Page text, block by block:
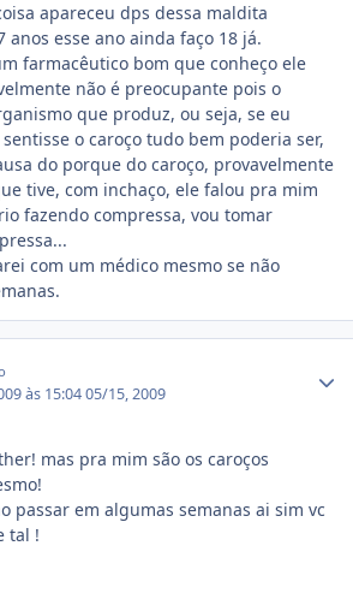
apareceu dps dessa maldita
esse ano ainda faço 18 já.
farmacêutico bom que conheço ele
não é preocupante pois o
que produz, ou seja, se eu
o caroço tudo bem poderia ser,
do porque do caroço, provavelmente
tive, com inchaço, ele falou pra mim
fazendo compressa, vou tomar
com um médico mesmo se não
às 15:0405/15, 2009
mas pra mim são os caroços
passar em algumas semanas ai sim vc
tal !